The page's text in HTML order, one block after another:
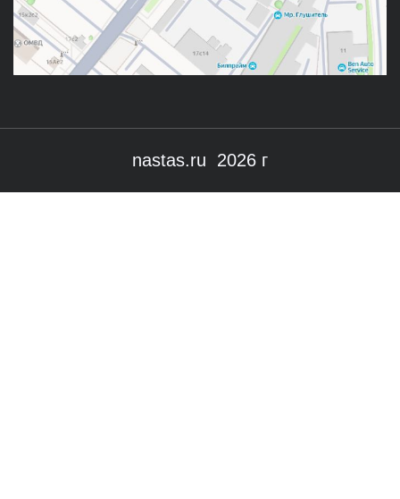
nastas.ru 2026 г